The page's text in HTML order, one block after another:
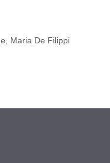
Maria De Filippi